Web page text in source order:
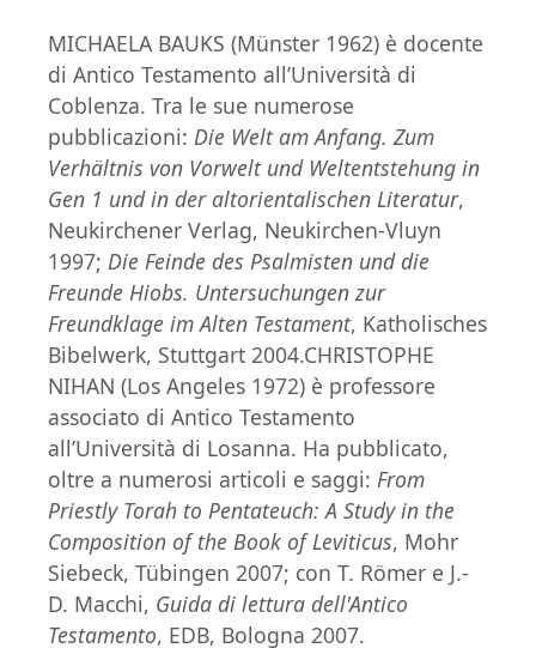
MICHAELA BAUKS (Münster 1962) è docente
di Antico Testamento all’Università di
Coblenza. Tra le sue numerose
pubblicazioni: Die Welt am Anfang. Zum
Verhältnis von Vorwelt und Weltentstehung in
Gen 1 und in der altorientalischen Literatur,
Neukirchener Verlag, Neukirchen-Vluyn
1997; Die Feinde des Psalmisten und die
Freunde Hiobs. Untersuchungen zur
Freundklage im Alten Testament, Katholisches
Bibelwerk, Stuttgart 2004.CHRISTOPHE
NIHAN (Los Angeles 1972) è professore
associato di Antico Testamento
all’Università di Losanna. Ha pubblicato,
oltre a numerosi articoli e saggi: From
Priestly Torah to Pentateuch: A Study in the
Composition of the Book ofLeviticus, Mohr
Siebeck, Tübingen 2007; con T. Römer e J.-
D. Macchi, Guida di lettura dell'Antico
Testamento, EDB, Bologna 2007.